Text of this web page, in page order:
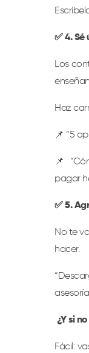
✅ 4.
Los
Haz
📌 “5
📌
pagar
✅ 5.
No te
hacer.
¿Y si
Fácil: